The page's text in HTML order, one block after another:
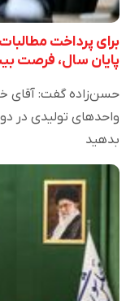
برای پرداخت
پایان سال، فرصت
حسن‌زاده گفت: آقای
واحدهای تولیدی در
بدهید